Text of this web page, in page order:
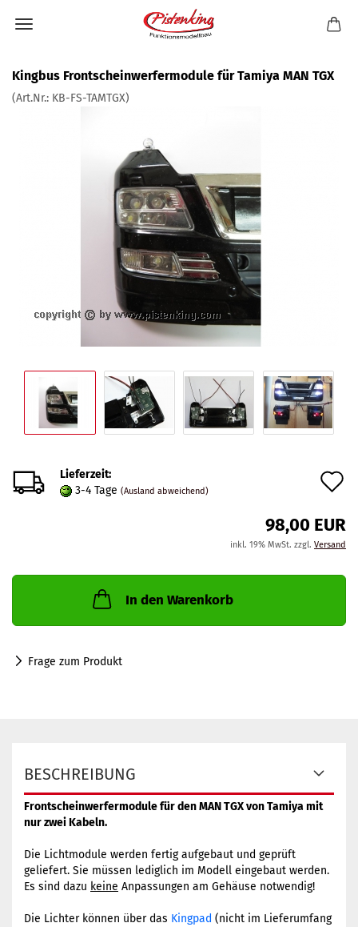
Kingbus Frontscheinwerfermodule für Tamiya MAN TGX
(Art.Nr.: KB-FS-TAMTGX)
Lieferzeit:
3-4 Tage (Ausland abweichend)
98,00 EUR
inkl. 19% MwSt. zzgl. Versand
In den Warenkorb
Frage zum Produkt
BESCHREIBUNG
Frontscheinwerfermodule für den MAN TGX von Tamiya mit
nur zwei Kabeln.
Die Lichtmodule werden fertig aufgebaut und geprüft
geliefert. Sie müssen lediglich im Modell eingebaut werden.
Es sind dazu keine Anpassungen am Gehäuse notwendig!
Die Lichter können über das Kingpad (nicht im Lieferumfang